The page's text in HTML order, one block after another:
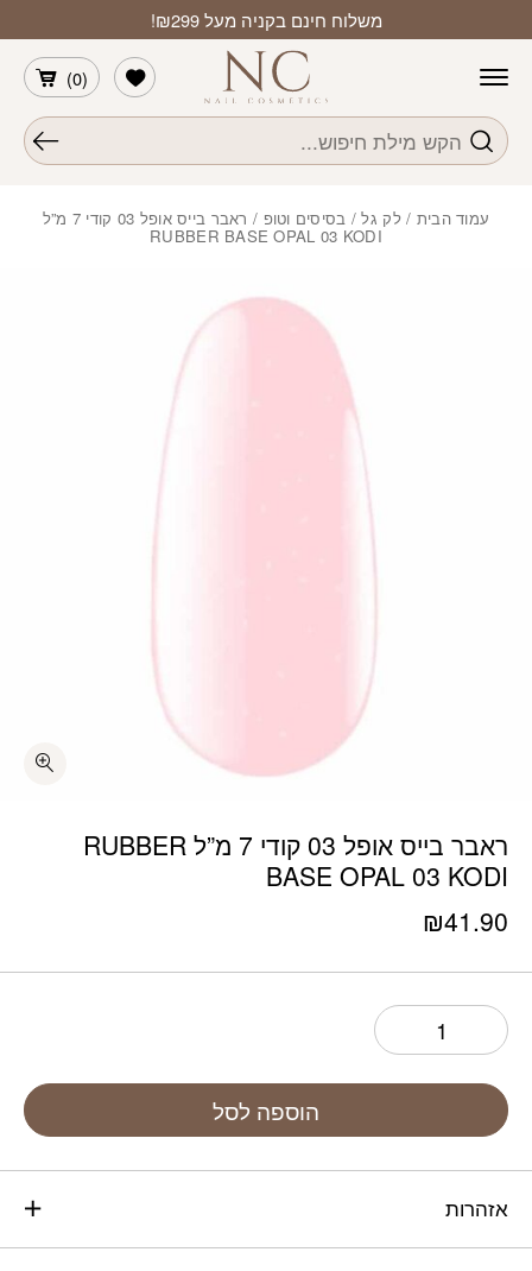
משלוח חינם בקניה מעל ₪299!
חיפוש
(
0
)
הרשימה שלי
עמוד הבית /לק גל/ בסיסים וטופ / ראבר בייס אופל 03 קודי 7 מ”ל
RUBBER BASE OPAL 03 KODI
ראבר בייס אופל 03 קודי 7 מ”ל RUBBER
BASE OPAL 03 KODI
₪41.90
הוספה לסל
אזהרות